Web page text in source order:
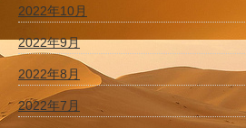
2022年10月
2022年9月
2022年8月
2022年7月